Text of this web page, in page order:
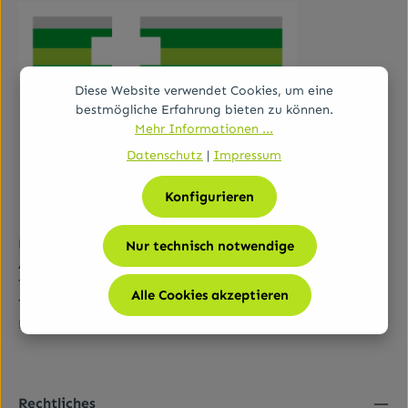
Bundesamt für Sicherheit im Gesundheitswesen (BASG)
AGES-Medizinmarktaufsicht (AGES MEA)
Traisengasse 5, A-1200 Wien
Tel.:
+43 (0)50 555-36111
E-Mail:
Rechtliches
Diese Website verwendet Cookies, um eine
bestmögliche Erfahrung bieten zu können.
Mehr Informationen ...
Datenschutz | Impressum
Nur technisch notwendige
Konfigurieren
Alle Cookies akzeptieren